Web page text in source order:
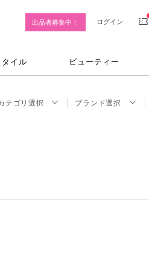
出品者募集中！ ログイン
イル ビューティー
テゴリ選択 ブランド選択